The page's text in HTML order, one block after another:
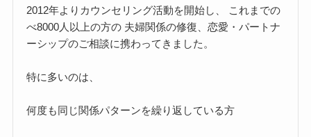
2012年よりカウンセリング活動を開始し、 これまでの
べ8000人以上の方の 夫婦関係の修復、恋愛・パートナ
ーシップのご相談に携わってきました。
特に多いのは、
何度も同じ関係パターンを繰り返している方